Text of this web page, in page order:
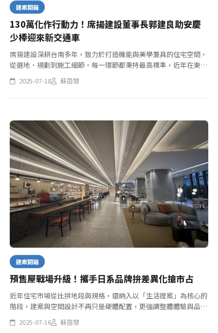
建案開箱
130萬化作行動力！席揚建設董事長郭建良助安慶
少棒迎來新交通車
席揚建設深耕台南多年，致力於打造機能與美學兼具的住宅空間，
從選地、規劃到施工細節，每一環節都秉持最高標準，近年在東
區、北區、安平區推出多件指標建案，包含善化「南科席揚「、
「席揚LM」與安南區的「帝賦盛市」，從精品大樓到豪宅別墅都
2025-07-18 蘇茵慧
建案開箱
預售屋戰場升級！攜手日系品牌拚差異化搶市占
近年住宅市場從比拼地段與規格，還納入以「生活提案」為核心的
階段，建案與空間設計不再只是硬體配置，更強調整體體驗與品牌
信任，尤其是日系品牌，不只因台灣市場與其交流密切，消費者也
有高度好感與黏著度，造就一波又一波建商與日本品牌的跨界合
2025-07-16 蘇茵慧